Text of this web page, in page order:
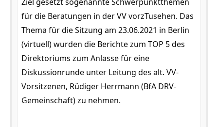
für die Beratungen in der VV vorzTusehen. Das
Thema für die Sitzung am 23.06.2021 in Berlin
(virtuell) wurden die Berichte zum TOP 5 des
Direktoriums zum Anlasse für eine
Diskussionrunde unter Leitung des alt. VV-
Vorsitzenen, Rüdiger Herrmann (BfA DRV-
Gemeinschaft) zu nehmen.